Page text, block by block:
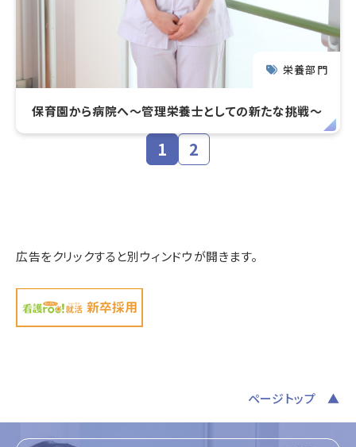
栄養部門
保育園から病院へ～管理栄養士としての新たな挑戦～
1 2
広告をクリックすると別ウィンドウが開きます。
ページトップ